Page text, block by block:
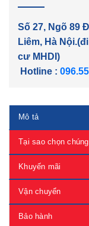
Số 27, Ngõ 89
Liêm, Hà
cư MHDI)
Hotline :
Mô tả
Tại sao chọn
Khuyến mãi
Vận chuyển
Bảo hành